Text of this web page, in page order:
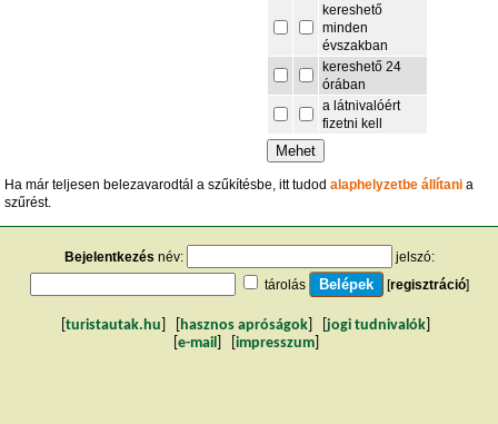
kereshető
minden
évszakban
kereshető 24
órában
a látnivalóért
fizetni kell
Ha már teljesen belezavarodtál a szűkítésbe, itt tudodalaphelyzetbe állítani a
szűrést.
Bejelentkezés név:
jelszó:
tárolás
[regisztráció]
turistautak.hu hasznos apróságok jogi tudnivalók
e-mail impresszum]